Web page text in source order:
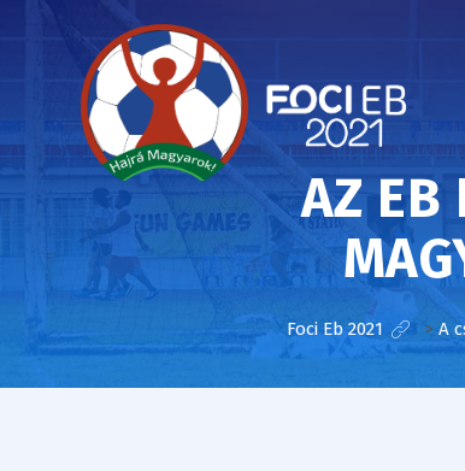
AZ EB
Foci Eb 2021 > A